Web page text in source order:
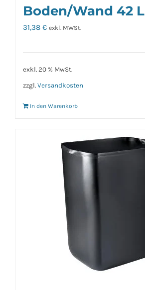
Boden/Wand 42 L
31,38 € exkl. MWSt.
exkl. 20 % MwSt.
zzgl. Versandkosten
In den Warenkorb